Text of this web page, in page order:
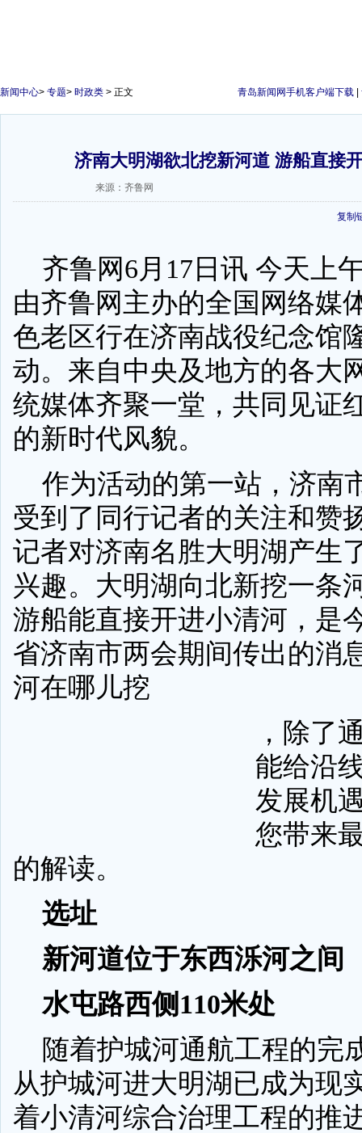
青岛新闻网手机客户端下载
新闻中心> 专题> 时政类 > 正文
济南大明湖欲北挖新河道 游船直接
来源：齐鲁网
复制
齐鲁网6月17日讯 今天上
由齐鲁网主办的全国网络媒
色老区行在济南战役纪念馆
动。来自中央及地方的各大
统媒体齐聚一堂，共同见证
的新时代风貌。
作为活动的第一站，济南
受到了同行记者的关注和赞
记者对济南名胜大明湖产生
兴趣。大明湖向北新挖一条
游船能直接开进小清河，是
省济南市两会期间传出的消
河在哪儿挖
，除了
能给沿
发展机
您带来
的解读。
选址
新河道位于东西泺河之间
水屯路西侧110米处
随着护城河通航工程的完
从护城河进大明湖已成为现
着小清河综合治理工程的推